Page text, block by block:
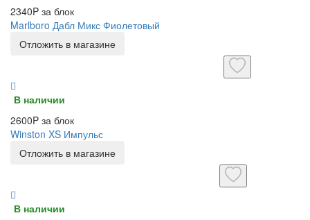
2340P за блок
Marlboro Дабл Микс Фиолетовый
Отложить в магазине
В наличии
2600P за блок
Winston XS Импульс
Отложить в магазине
В наличии